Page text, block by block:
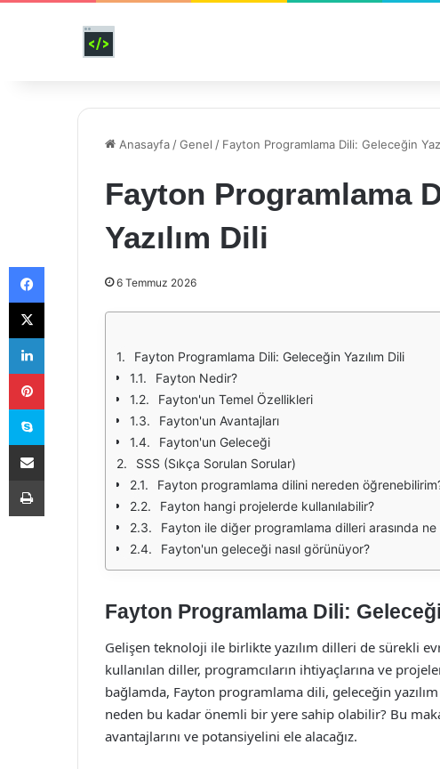
Anasayfa /Genel / Fayton Programlama Dili: Geleceğin
Fayton Programlama
Yazılım Dili
6 Temmuz 2026
Fayton Programlama Dili: Geleceğin Yazılım Dili
Fayton Nedir?
Fayton'un Temel Özellikleri
Fayton'un Avantajları
Fayton'un Geleceği
SSS (Sıkça Sorulan Sorular)
Fayton programlama dilini nereden
Fayton hangi projelerde kullanılabilir?
Fayton ile diğer programlama dilleri arasında
Fayton'un geleceği nasıl görünüyor?
Fayton Programlama Dili:
Gelişen teknoloji ile birlikte yazılım dilleri de sürekli
kullanılan diller, programcıların ihtiyaçlarına ve
bağlamda, Fayton programlama dili, geleceğin
neden bu kadar önemli bir yere sahip olabilir? Bu
avantajlarını ve potansiyelini ele alacağız.
Facebook
X
LinkedIn
Pinterest
Skype
E-Posta ile paylaş